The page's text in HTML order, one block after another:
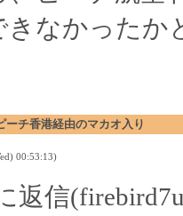
きなかったか
ーチ香港経由のマカオ入り
00:53:13)
返信